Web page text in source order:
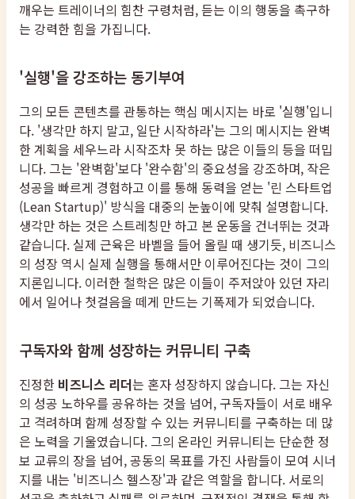
깨우는 트레이너의 힘찬 구령처럼, 듣는 이의 행동을 촉구하
는 강력한 힘을 가집니다.
'실행'을 강조하는 동기부여
그의 모든 콘텐츠를 관통하는 핵심 메시지는 바로 '실행'입니
다. '생각만 하지 말고, 일단 시작하라'는 그의 메시지는 완벽
한 계획을 세우느라 시작조차 못 하는 많은 이들의 등을 떠밉
니다. 그는 '완벽함'보다 '완수함'의 중요성을 강조하며, 작은
성공을 빠르게 경험하고 이를 통해 동력을 얻는 '린 스타트업
(Lean Startup)' 방식을 대중의 눈높이에 맞춰 설명합니다.
생각만 하는 것은 스트레칭만 하고 본 운동을 건너뛰는 것과
같습니다. 실제 근육은 바벨을 들어 올릴 때 생기듯, 비즈니스
의 성장 역시 실제 실행을 통해서만 이루어진다는 것이 그의
지론입니다. 이러한 철학은 많은 이들이 주저앉아 있던 자리
에서 일어나 첫걸음을 떼게 만드는 기폭제가 되었습니다.
구독자와 함께 성장하는 커뮤니티 구축
진정한 비즈니스 리더는 혼자 성장하지 않습니다. 그는 자신
의 성공 노하우를 공유하는 것을 넘어, 구독자들이 서로 배우
고 격려하며 함께 성장할 수 있는 커뮤니티를 구축하는 데 많
은 노력을 기울였습니다. 그의 온라인 커뮤니티는 단순한 정
보 교류의 장을 넘어, 공동의 목표를 가진 사람들이 모여 시너
지를 내는 '비즈니스 헬스장'과 같은 역할을 합니다. 서로의